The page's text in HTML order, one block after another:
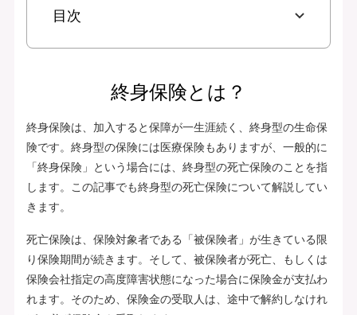
目次
終身保険とは？
終身保険は、加入すると保障が一生涯続く、終身型の生命保
険です。終身型の保険には医療保険もありますが、一般的に
「終身保険」という場合には、終身型の死亡保険のことを指
します。この記事でも終身型の死亡保険について解説してい
きます。
死亡保険は、保険対象者である「被保険者」が生きている限
り保険期間が続きます。そして、被保険者が死亡、もしくは
保険会社指定の高度障害状態になった場合に保険金が支払わ
れます。そのため、保険金の受取人は、途中で解約しなけれ